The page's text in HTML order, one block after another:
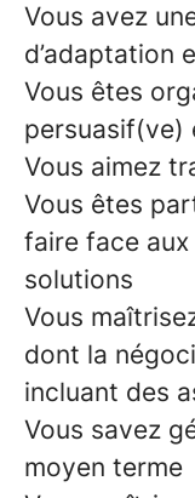
Vous avez
d’adaptation
Vous êtes
persuasif(ve)
Vous aimez
Vous êtes
faire face
solutions
Vous
dont la
incluant des
Vous savez
moyen terme